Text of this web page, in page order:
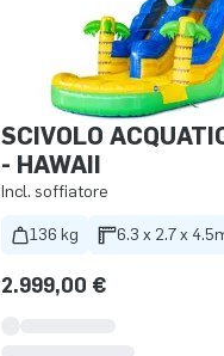
SCIVOLO
- HAWAII
Incl. soffiatore
136 kg 6.3 x 2.7 x
2.999,00 €